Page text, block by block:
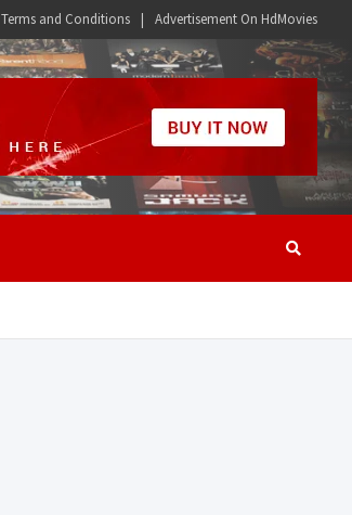
Terms and Conditions Advertisement On HdMovies